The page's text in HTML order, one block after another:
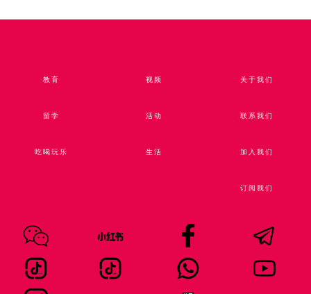
教育
留学
吃喝玩乐
视频​
活动
生活
关于我们
联系我们
加入我们
订阅我们